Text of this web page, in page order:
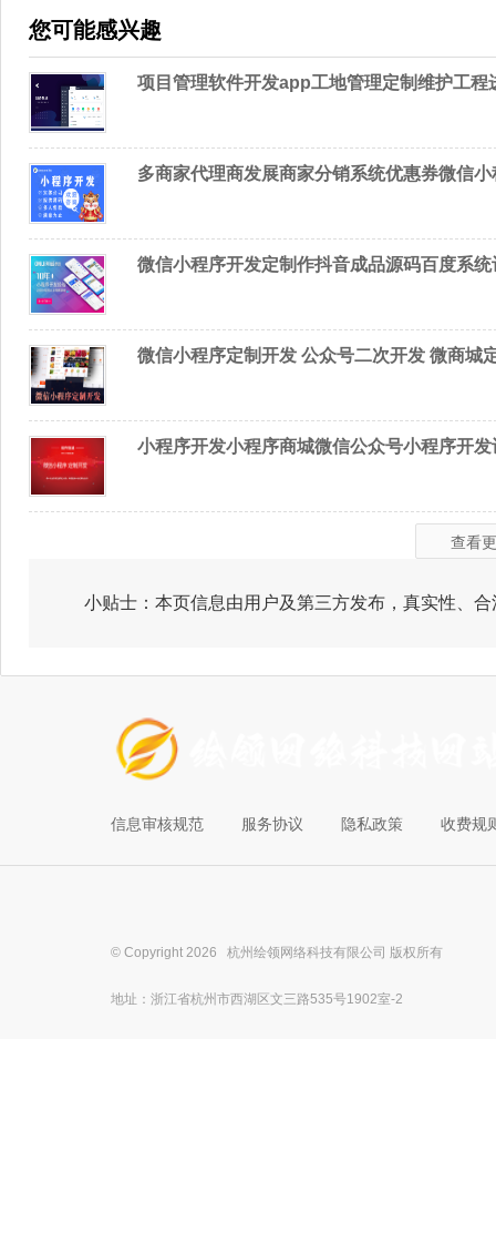
您可能感兴趣
项目管理软件开发app工地管理定制维护工程
多商家代理商发展商家分销系统优惠券微信
微信小程序开发定制作抖音成品源码百度系
微信小程序定制开发 公众号二次开发 微商城
小程序开发小程序商城微信公众号小程序开
查看
小贴士：本页信息由用户及第三方发布，真实性、
信息审核规范 服务协议 隐私政策 收费规
© Copyright 2026 杭州绘领网络科技有限公司 版权所有
地址：浙江省杭州市西湖区文三路535号1902室-2